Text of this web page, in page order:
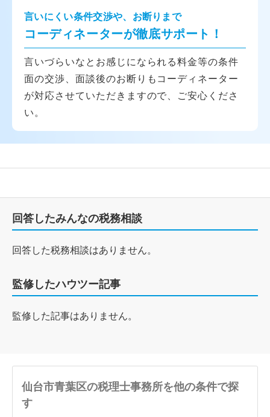
言いにくい条件交渉や、お断りまで
コーディネーターが徹底サポート！
言いづらいなとお感じになられる料金等の条件
面の交渉、面談後のお断りもコーディネーター
が対応させていただきますので、ご安心くださ
い。
回答したみんなの税務相談
回答した税務相談はありません。
監修したハウツー記事
監修した記事はありません。
仙台市青葉区の税理士事務所を他の条件で探
す